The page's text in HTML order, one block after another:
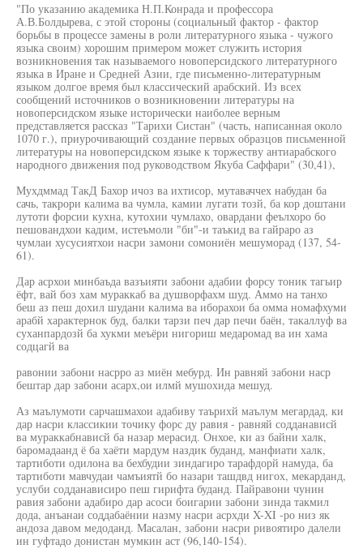
"По указанию академика Н.П.Конрада и профессора
А.В.Болдырева, с этой стороны (социальный фактор - фактор
борьбы в процессе замены в роли литературного языка - чужого
языка своим) хорошим примером может служить история
возникновения так называемого новоперсидского литературного
языка в Иране и Средней Азии, где письменно-литературным
языком долгое время был классический арабский. Из всех
сообщений источников о возникновении литературы на
новоперсидском языке исторически наиболее верным
представляется рассказ "Тарихи Систан" (часть, написанная около
1070 г.), приурочивающий создание первых образцов письменной
литературы на новоперсидском языке к торжеству антиарабского
народного движения под руководством Якуба Саффари" (30,41),
Мухдммад ТакД Бахор ичоз ва ихтисор, мутаваччех набудан ба
сачь, такрори калима ва чумла, камии лугати тозй, ба кор доштани
лутоти форсии кухна, кутохии чумлахо, овардани феълхоро бо
пешовандхои кадим, истеъмоли "би"-и таъкид ва гайраро аз
чумлаи хусусиятхои насри замони сомониён мешуморад (137, 54-
61).
Дар асрхои минбаъда вазъияти забони адабии форсу тоник тагьир
ёфт, вай боз хам мураккаб ва душворфахм шуд. Аммо на танхо
беш аз пеш дохил шудани калима ва иборахои ба омма номафхуми
арабй характернок буд, балки тарзи печ дар печи баён, такаллуф ва
суханпардозй ба хукми меъёри нигориш медаромад ва ин хама
содцагй ва
равонии забони насрро аз миён мебурд. Ин равняй забони наср
бештар дар забони асарх,ои илмй мушохида мешуд.
Аз маълумоти сарчашмахои адабиву таърихй маълум мегардад, ки
дар насри классикии точику форс ду равия - равняй содданависй
ва мураккабнависй ба назар мерасид. Онхое, ки аз байни халк,
баромадаанд ё ба хаёти мардум наздик буданд, манфиати халк,
тартиботи одилона ва бехбудии зиндагиро тарафдорй намуда, ба
тартиботи мавчудаи чамъиятй бо назари ташдвд нигох, мекарданд,
услуби содданависиро пеш гирифта буданд. Пайравони чунин
равия забони адабиро дар асоси боигарии забони зинда такмил
дода, анъанаи соддабаёнии назму насри асрхди X-XI -ро низ як
андоза давом медоданд. Масалан, забони насри ривоятиро далели
ин гуфтадо донистан мумкин аст (96,140-154).